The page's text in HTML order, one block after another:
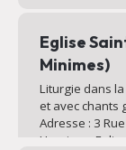
Eglise
Minimes)
Liturgie dans
et avec chants
Adresse : 3
Horaires :